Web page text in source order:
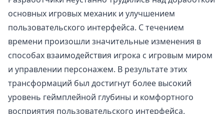
основных игровых механик и улучшением
пользовательского интерфейса. С течением
времени произошли значительные изменения в
способах взаимодействия игрока с игровым миром
и управлении персонажем. В результате этих
трансформаций был достигнут более высокий
уровень геймплейной глубины и комфортного
восприятия пользовательского интерфейса.